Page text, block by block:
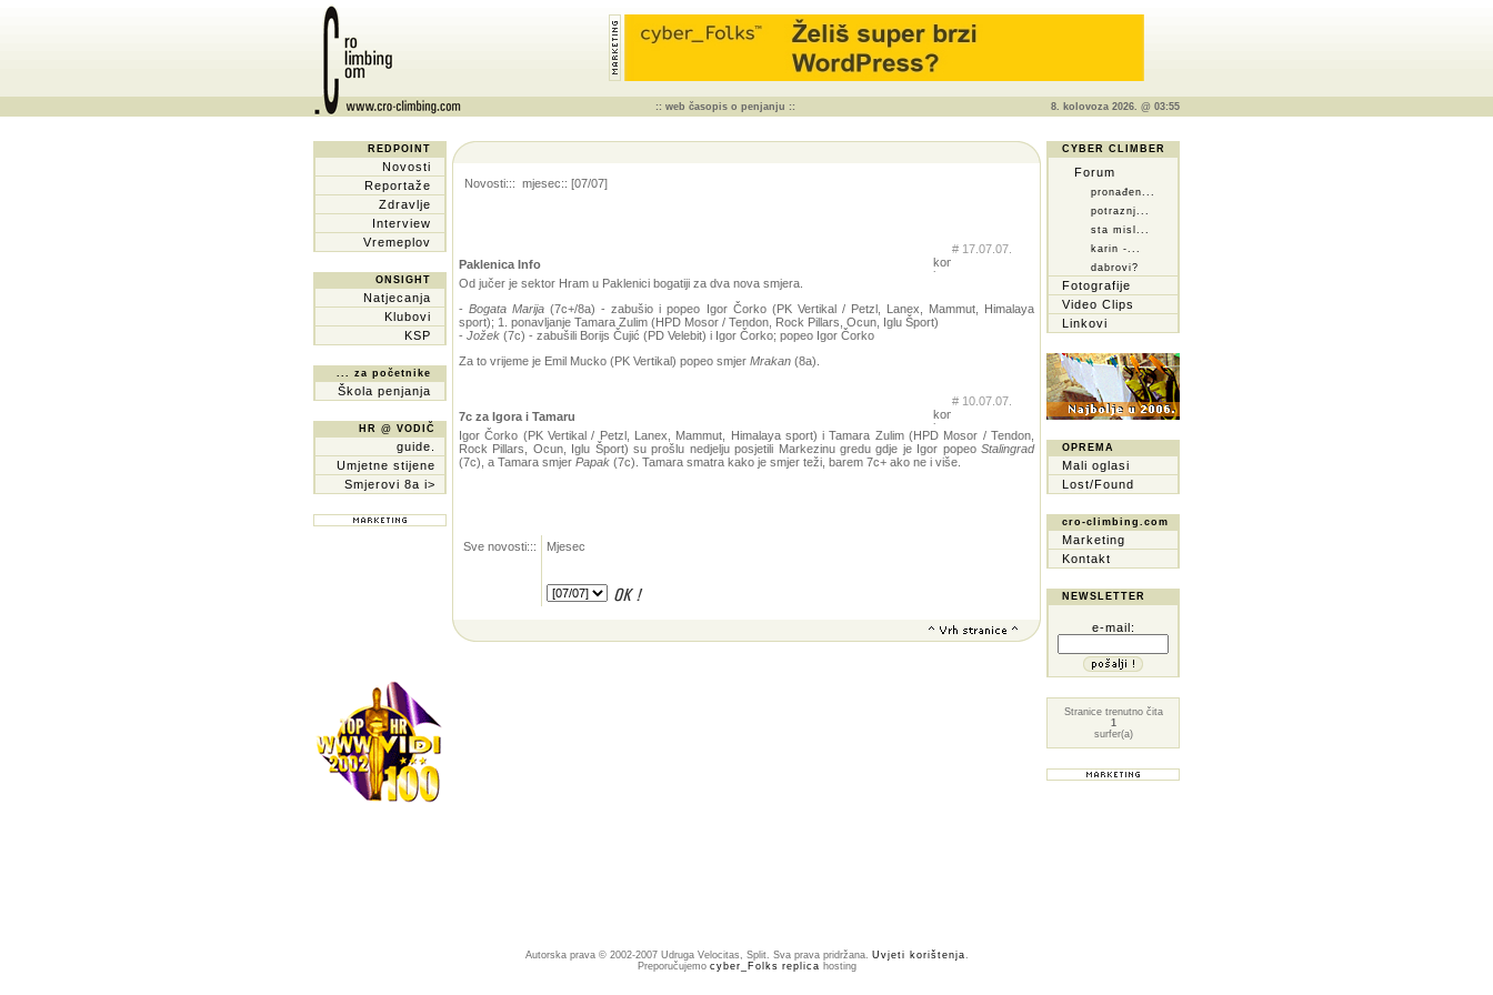
:: web časopis o penjanju :: 8. kolovoza 2026. @ 03:55
REDPOINT
Novosti
Reportaže
Zdravlje
Interview
Vremeplov
ONSIGHT
Natjecanja
Klubovi
KSP
... za početnike
Škola penjanja
HR @ VODIČ
guide.
Umjetne stijene
Smjerovi 8a i>
Novosti::: mjesec:: [07/07]
# 17.07.07.
Paklenica Info
Od jučer je sektor Hram u Paklenici bogatiji za dva nova smjera.
-Bogata Marija (7c+/8a) - zabušio i popeo Igor Čorko (PK Vertikal / Petzl, Lanex, Mammut, Himalaya
sport); 1. ponavljanje Tamara Zulim (HPD Mosor / Tendon, Rock Pillars, Ocun, Iglu Šport)
- Jožek (7c) - zabušili Borijs Čujić (PD Velebit) i Igor Čorko; popeo Igor Čorko
Za to vrijeme je Emil Mucko (PK Vertikal) popeo smjer Mrakan (8a).
# 10.07.07.
7c za Igora i Tamaru
Igor Čorko (PK Vertikal / Petzl, Lanex, Mammut, Himalaya sport) i Tamara Zulim (HPD Mosor / Tendon,
Rock Pillars, Ocun, Iglu Šport) su prošlu nedjelju posjetili Markezinu gredu gdje je Igor popeo Stalingrad
(7c), a Tamara smjer Papak (7c). Tamara smatra kako je smjer teži, barem 7c+ ako ne i više.
Sve novosti::: Mjesec
CYBER CLIMBER
Forum
pronađen...
potraznj...
sta misl...
karin -...
dabrovi?
Fotografije
Video Clips
Linkovi
OPREMA
Mali oglasi
Lost/Found
cro-climbing.com
Marketing
Kontakt
NEWSLETTER
e-mail:
Stranice trenutno čita
1
surfer(a)
Autorska prava © 2002-2007 Udruga Velocitas, Split. Sva prava pridržana. Uvjeti korištenja.
Preporučujemo cyber_Folks replica hosting